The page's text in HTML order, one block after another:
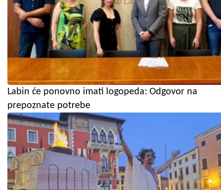
Labin će ponovno imati logopeda: Odgovor na
prepoznate potrebe